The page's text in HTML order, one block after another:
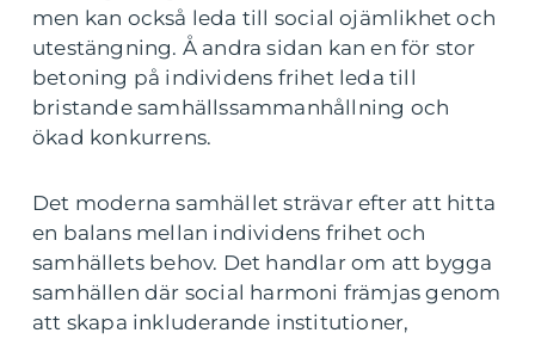
men kan också leda till social ojämlikhet och
utestängning. Å andra sidan kan en för stor
betoning på individens frihet leda till
bristande samhällssammanhållning och
ökad konkurrens.
Det moderna samhället strävar efter att hitta
en balans mellan individens frihet och
samhällets behov. Det handlar om att bygga
samhällen där social harmoni främjas genom
att skapa inkluderande institutioner,